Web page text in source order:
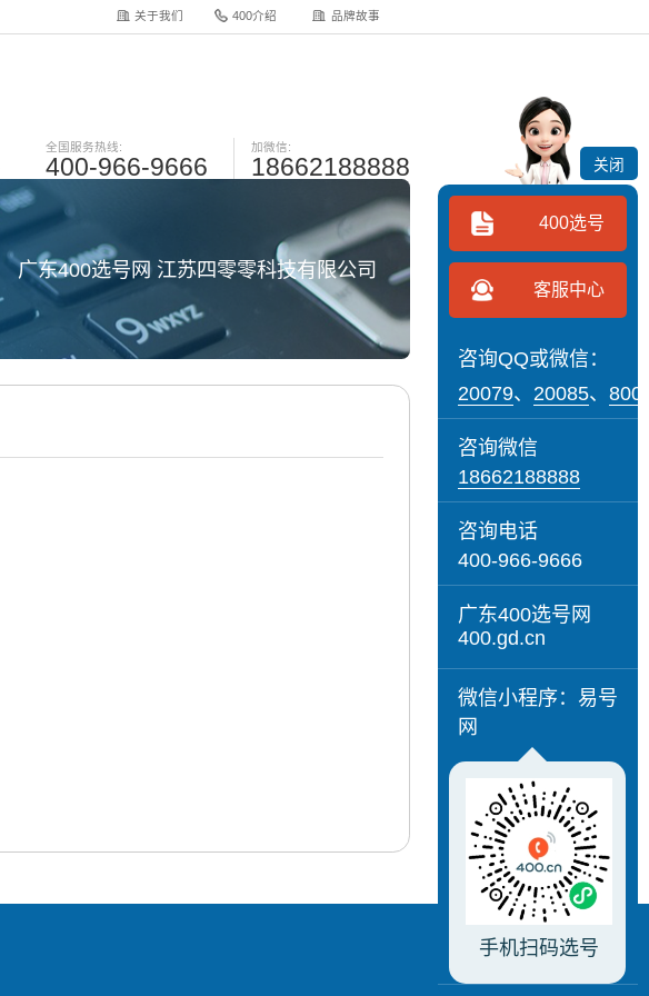
关于我们 400介绍 品牌故事
全国服务热线:
400-966-9666
加微信:
18662188888
广东400选号网 江苏四零零科技有限公司
关闭
400选号
客服中心
咨询QQ或微信：
20079、 20085、
咨询微信
18662188888
咨询电话
400-966-9666
广东400选号网
400.gd.cn
微信小程序：易号
网
手机扫码选号